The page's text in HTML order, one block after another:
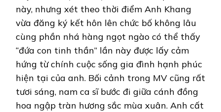
này, nhưng xét theo thời điểm Anh Khang
vừa đăng ký kết hôn lên chức bố không lâu
cùng phần nhá hàng ngọt ngào có thể thấy
“đứa con tinh thần” lần này được lấy cảm
hứng từ chính cuộc sống gia đình hạnh phúc
hiện tại của anh. Bối cảnh trong MV cũng rất
tươi sáng, nam ca sĩ bước đi giữa cánh đồng
hoa ngập tràn hương sắc mùa xuân. Anh cất